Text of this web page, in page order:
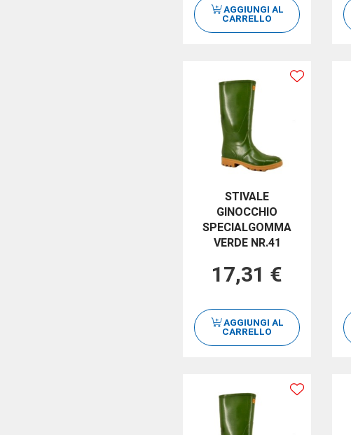
AGGIUNGI AL
CARRELLO
STIVALE
GINOCCHIO
SPECIALGOMMA
VERDE NR.41
17,31 €
AGGIUNGI AL
CARRELLO